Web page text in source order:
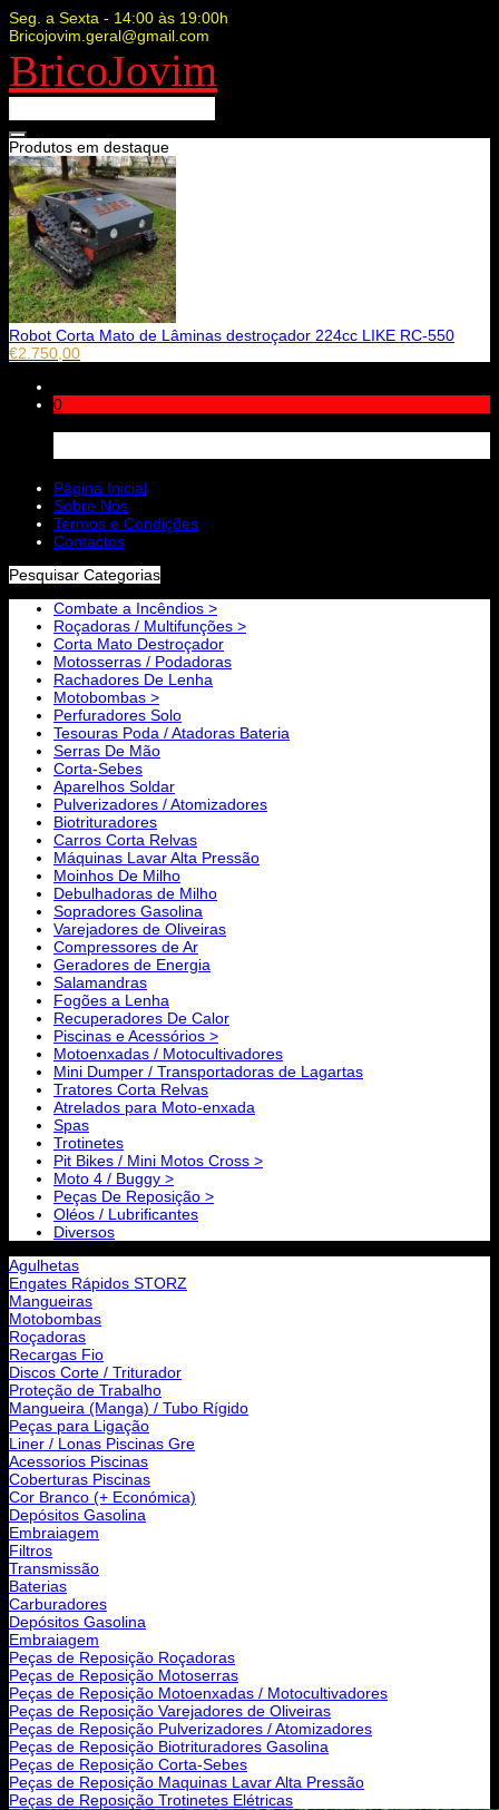
Seg. a Sexta - 14:00 às 19:00h
Bricojovim.geral@gmail.com
BricoJovim
Produtos em destaque
Robot Corta Mato de Lâminas destroçador 224cc LIKE RC-550
€2.750,00
0
Página Inicial
Sobre Nós
Termos e Condições
Contactos
Pesquisar Categorias
Combate a Incêndios >
Roçadoras / Multifunções >
Corta Mato Destroçador
Motosserras / Podadoras
Rachadores De Lenha
Motobombas >
Perfuradores Solo
Tesouras Poda / Atadoras Bateria
Serras De Mão
Corta-Sebes
Aparelhos Soldar
Pulverizadores / Atomizadores
Biotrituradores
Carros Corta Relvas
Máquinas Lavar Alta Pressão
Moinhos De Milho
Debulhadoras de Milho
Sopradores Gasolina
Varejadores de Oliveiras
Compressores de Ar
Geradores de Energia
Salamandras
Fogões a Lenha
Recuperadores De Calor
Piscinas e Acessórios >
Motoenxadas / Motocultivadores
Mini Dumper / Transportadoras de Lagartas
Tratores Corta Relvas
Atrelados para Moto-enxada
Spas
Trotinetes
Pit Bikes / Mini Motos Cross >
Moto 4 / Buggy >
Peças De Reposição >
Oléos / Lubrificantes
Diversos
Agulhetas
Engates Rápidos STORZ
Mangueiras
Motobombas
Roçadoras
Recargas Fio
Discos Corte / Triturador
Proteção de Trabalho
Mangueira (Manga) / Tubo Rígido
Peças para Ligação
Liner / Lonas Piscinas Gre
Acessorios Piscinas
Coberturas Piscinas
Cor Branco (+ Económica)
Depósitos Gasolina
Embraiagem
Filtros
Transmissão
Baterias
Carburadores
Depósitos Gasolina
Embraiagem
Peças de Reposição Roçadoras
Peças de Reposição Motoserras
Peças de Reposição Motoenxadas / Motocultivadores
Peças de Reposição Varejadores de Oliveiras
Peças de Reposição Pulverizadores / Atomizadores
Peças de Reposição Biotrituradores Gasolina
Peças de Reposição Corta-Sebes
Peças de Reposição Maquinas Lavar Alta Pressão
Peças de Reposição Trotinetes Elétricas